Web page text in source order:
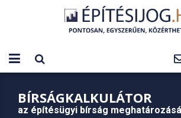
BÍRSÁGKALKULÁTOR
az építésügyi bírság